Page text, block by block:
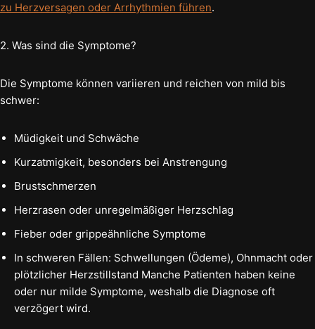
zu Herzversagen oder Arrhythmien führen.
2. Was sind die Symptome?
Die Symptome können variieren und reichen von mild bis
schwer:
Müdigkeit und Schwäche
Kurzatmigkeit, besonders bei Anstrengung
Brustschmerzen
Herzrasen oder unregelmäßiger Herzschlag
Fieber oder grippeähnliche Symptome
In schweren Fällen: Schwellungen (Ödeme), Ohnmacht oder
plötzlicher Herzstillstand Manche Patienten haben keine
oder nur milde Symptome, weshalb die Diagnose oft
verzögert wird.